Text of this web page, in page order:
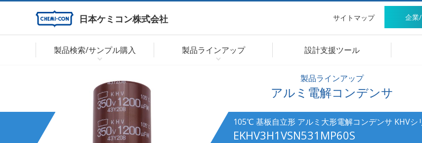
日本ケミコン株式会社 サイトマップ 企業
製品検索/サンプル購入 製品ラインアップ 設計支援ツール
製品ラインアップ
アルミ電解コンデンサ
105℃ 基板自立形 アルミ大形電解コンデンサ KHVシ
EKHV3H1VSN531MP60S